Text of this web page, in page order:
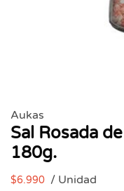
Aukas
Sal Rosada
180g.
$6.990 / Unidad